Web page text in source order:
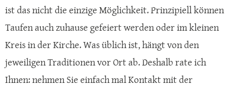
ist das nicht die einzige Möglichkeit. Prinzipiell können
Taufen auch zuhause gefeiert werden oder im kleinen
Kreis in der Kirche. Was üblich ist, hängt von den
jeweiligen Traditionen vor Ort ab. Deshalb rate ich
Ihnen: nehmen Sie einfach mal Kontakt mit der